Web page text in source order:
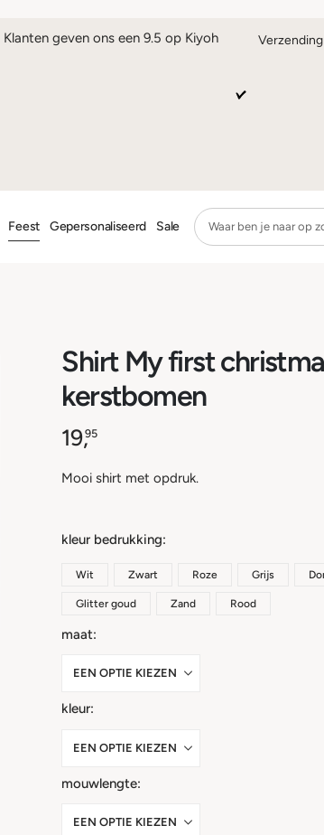
Klanten geven ons een 9.5 op Kiyoh
Feest Gepersonaliseerd Sale
Shirt My first
kerstbomen
19,95
Mooi shirt met opdruk.
kleur bedrukking
Wit Zwart Roze Grijs
Glitter goud Zand Rood
maat
kleur
mouwlengte